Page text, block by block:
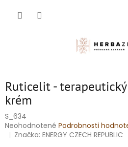
Ruticelit -
krém
S_634
Priemerné
hodnotenie
Neohodnotené Podrobnosti
Značka:ENERGY CZECH REPUBLIC